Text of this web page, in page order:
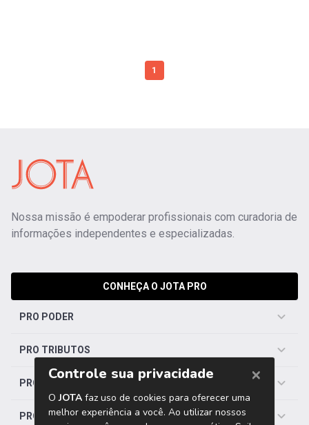
1
Nossa missão é empoderar profissionais com curadoria de
informações independentes e especializadas.
CONHEÇA O JOTA PRO
PRO PODER
PRO TRIBUTOS
PRO TRABALHISTA
PRO SAÚDE